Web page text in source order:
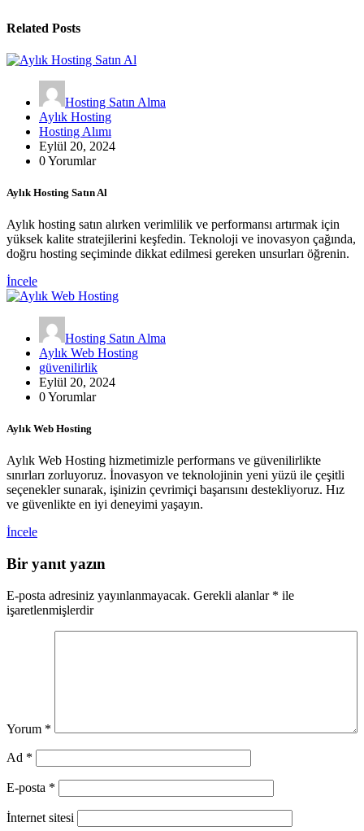
Related Posts
Hosting Satın Alma
Aylık Hosting
Hosting Alımı
Eylül 20, 2024
0 Yorumlar
Aylık Hosting Satın Al
Aylık hosting satın alırken verimlilik ve performansı artırmak için
yüksek kalite stratejilerini keşfedin. Teknoloji ve inovasyon çağında,
doğru hosting seçiminde dikkat edilmesi gereken unsurları öğrenin.
İncele
Hosting Satın Alma
Aylık Web Hosting
güvenilirlik
Eylül 20, 2024
0 Yorumlar
Aylık Web Hosting
Aylık Web Hosting hizmetimizle performans ve güvenilirlikte
sınırları zorluyoruz. İnovasyon ve teknolojinin yeni yüzü ile çeşitli
seçenekler sunarak, işinizin çevrimiçi başarısını destekliyoruz. Hız
ve güvenlikte en iyi deneyimi yaşayın.
İncele
Bir yanıt yazın
E-posta adresiniz yayınlanmayacak. Gerekli alanlar * ile
işaretlenmişlerdir
Yorum *
Ad *
E-posta *
İnternet sitesi